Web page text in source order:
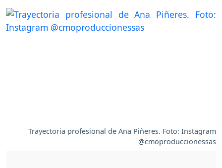
Trayectoria profesional de Ana Piñeres. Foto: Instagram
@cmoproduccionessas